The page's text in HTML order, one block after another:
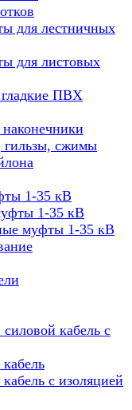
для лестничных
для листовых
ПВХ
гильзы, сжимы
1-35 кВ
1-35 кВ
муфты 1-35 кВ
кабель с
с изоляцией